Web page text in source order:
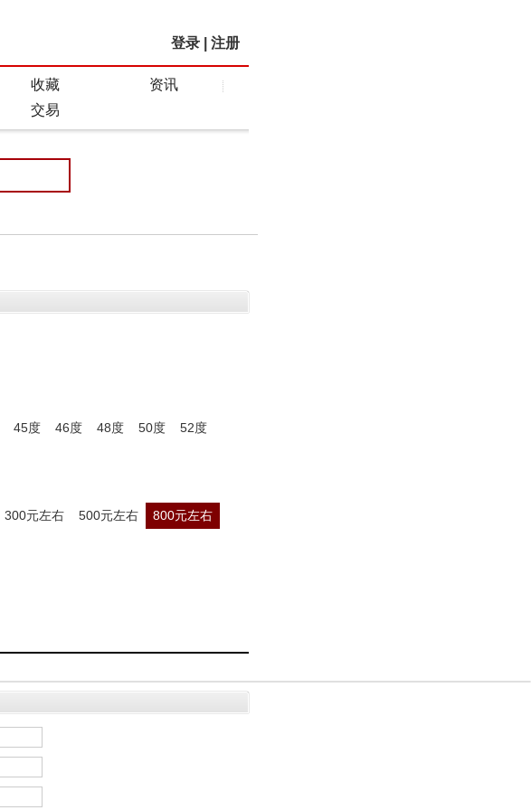
登录 注册
收藏
资讯
交易
45度 46度 48度 50度
52度
300元左右 500元左右
800元左右